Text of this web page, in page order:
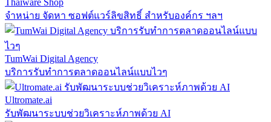
Thaiware Shop
จำหน่าย จัดหา ซอฟต์แวร์ลิขสิทธิ์ สำหรับองค์กร ฯลฯ
TumWai Digital Agency
บริการรับทำการตลาดออนไลน์แบบไวๆ
Ultromate.ai
รับพัฒนาระบบช่วยวิเคราะห์ภาพด้วย AI